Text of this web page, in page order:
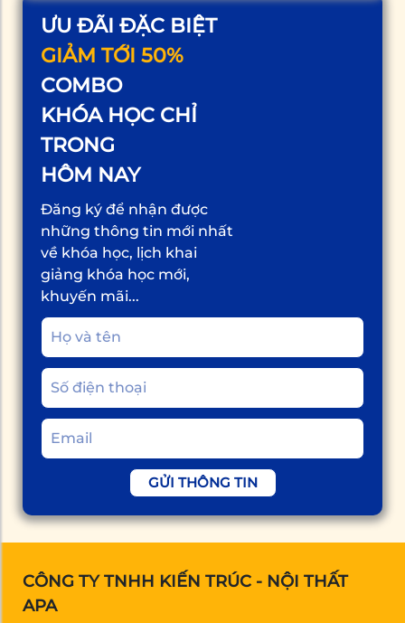
ƯU ĐÃI ĐẶC BIỆT
GIẢM TỚI 50%
COMBO
KHÓA HỌC CHỈ
TRONG
HÔM NAY
Đăng ký để nhận được
những thông tin mới nhất
về khóa học, lịch khai
giảng khóa học mới,
khuyến mãi...
GỬI THÔNG TIN
CÔNG TY TNHH KIẾN TRÚC - NỘI THẤT
APA